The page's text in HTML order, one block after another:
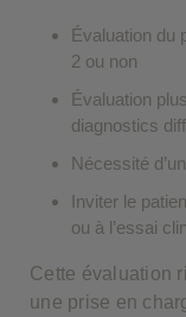
Évaluation du
2 ou non
Évaluation
diagnostics
Nécessité
Inviter le
ou à l’essai
Cette évaluation
une prise en